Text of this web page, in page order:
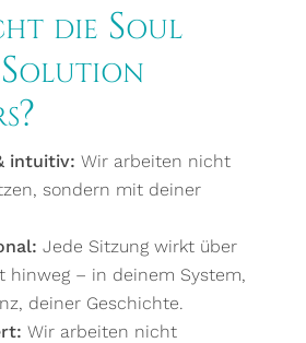
die Soul
intuitiv: Wir arbeiten nicht
sondern mit deiner
Jede Sitzung wirkt über
hinweg – in deinem System,
deiner Geschichte.
Wir arbeiten nicht